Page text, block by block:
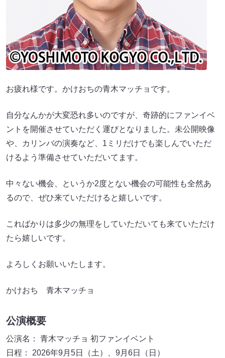
お疲れ様です。かけおちの青木マッチョです。
自分なんかが大変恐れ多いのですが、奇跡的にファンイベ
ントを開催させていただく運びとなりました。未公開映像
や、カリンバの演奏など、1ミリだけでも楽しんでいただ
けるよう準備させていただいてます。
中々ない機会、というか2度とない機会の可能性も全然あ
るので、ぜひ来ていただけると嬉しいです。
こればかりは多少の無理をしていただいても来ていただけ
たら嬉しいです。
よろしくお願いいたします。
かけおち 青木マッチョ
公演概要
公演名： 青木マッチョ 初ファンイベント
日程： 2026年9月5日（土）、9月6日（日）